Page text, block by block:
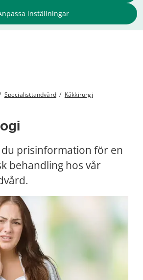
inställningar
Specialisttandvård / Käkkirurgi
prisinformation för en
behandling hos vår